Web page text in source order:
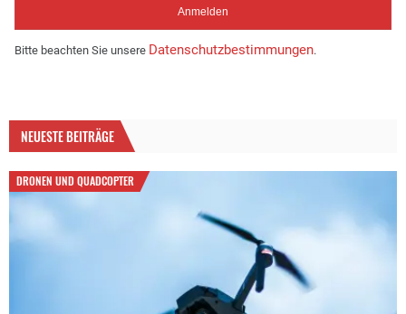
Bitte beachten Sie unsere Datenschutzbestimmungen.
NEUESTE BEITRÄGE
DRONEN UND QUADCOPTER